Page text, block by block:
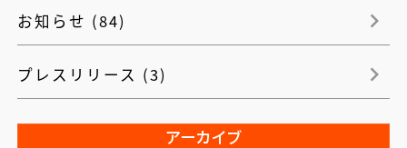
お知らせ (84)
プレスリリース (3)
アーカイブ